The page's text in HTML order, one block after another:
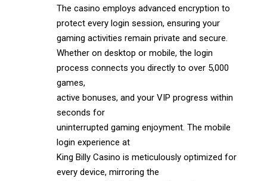
The casino employs advanced encryption to
protect every login session, ensuring your
gaming activities remain private and secure.
Whether on desktop or mobile, the login
process connects you directly to over 5,000
games,
active bonuses, and your VIP progress within
seconds for
uninterrupted gaming enjoyment. The mobile
login experience at
King Billy Casino is meticulously optimized for
every device, mirroring the